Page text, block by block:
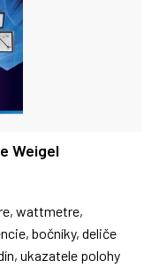
Weigel
wattmetre,
bočníky, deliče
ukazatele polohy